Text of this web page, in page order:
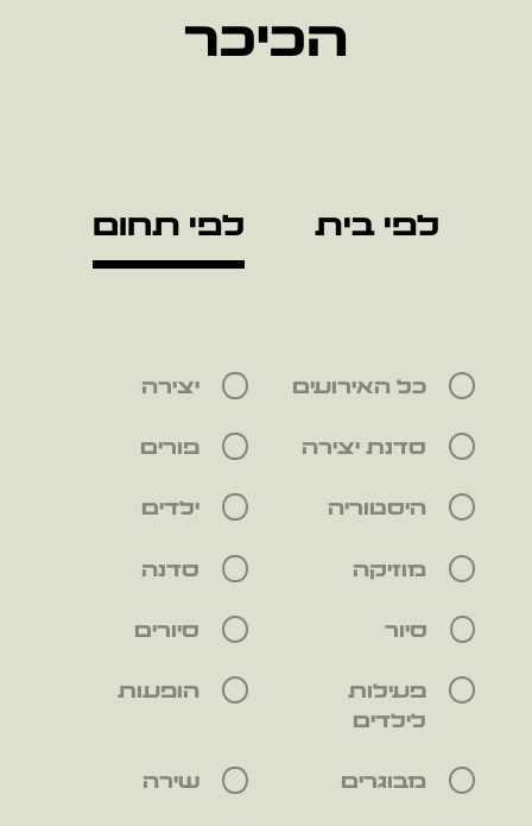
הכיכר
לפי בית לפי תחום
כל האירועים יצירה
סדנת יצירה פורים
היסטוריה ילדים
מוזיקה סדנה
סיור סיורים
פעילות
לילדים
הופעות
מבוגרים שירה